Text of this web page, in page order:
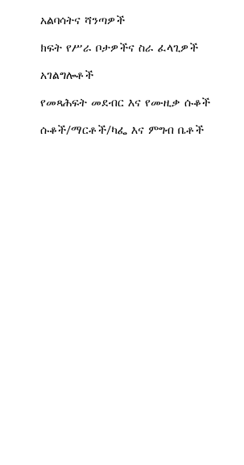
አልባሳትና ሻንጣዎች
ክፍት የሥራ ቦታዎችና ስራ ፈላጊዎች
አገልግሎቶች
የመጻሕፍት መደብር እና የሙዚቃ ሱቆች
ሱቆች/ማርቶች/ካፌ እና ምግብ ቤቶች